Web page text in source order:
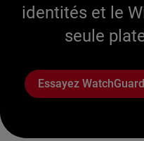
identités et le
seule
Essayez